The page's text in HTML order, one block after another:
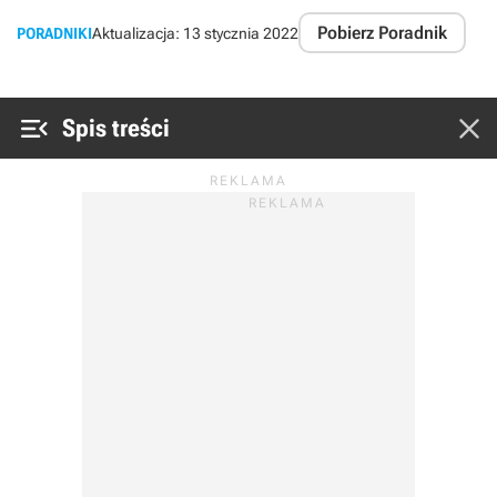
PORADNIKIAktualizacja: 13 stycznia 2022 Pobierz Poradnik
 Spis treści 